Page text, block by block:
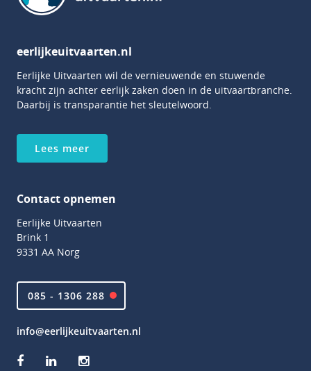
eerlijkeuitvaarten.nl
Eerlijke Uitvaarten wil de vernieuwende en stuwende
kracht zijn achter eerlijk zaken doen in de uitvaartbranche.
Daarbij is transparantie het sleutelwoord.
Lees meer
Contact opnemen
Eerlijke Uitvaarten
Brink 1
9331 AA Norg
085 - 1306 288
info@eerlijkeuitvaarten.nl